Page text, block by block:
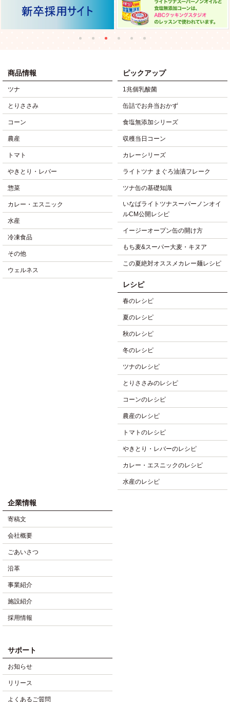
商品情報
ツナ
とりささみ
コーン
農産
トマト
やきとり・レバー
惣菜
カレー・エスニック
水産
冷凍食品
その他
ウェルネス
ピックアップ
1兆個乳酸菌
缶詰でお弁当おかず
食塩無添加シリーズ
収穫当日コーン
カレーシリーズ
ライトツナ まぐろ油漬フレーク
ツナ缶の基礎知識
いなばライトツナスーパーノンオイ
ルCM公開レシピ
イージーオープン缶の開け方
もち麦&スーパー大麦・キヌア
この夏絶対オススメカレー麺レシピ
レシピ
春のレシピ
夏のレシピ
秋のレシピ
冬のレシピ
ツナのレシピ
とりささみのレシピ
コーンのレシピ
農産のレシピ
トマトのレシピ
やきとり・レバーのレシピ
カレー・エスニックのレシピ
水産のレシピ
企業情報
寄稿文
会社概要
ごあいさつ
沿革
事業紹介
施設紹介
採用情報
サポート
お知らせ
リリース
よくあるご質問